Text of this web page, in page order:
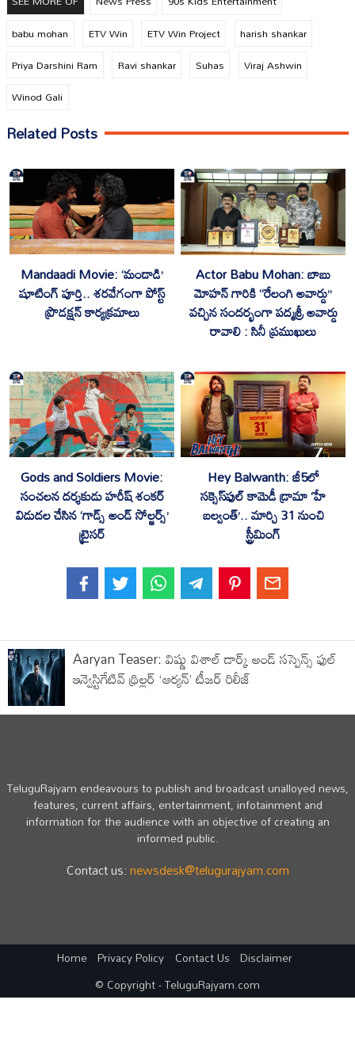
babu mohan
ETV Win ETV Win Project
harish shankar
Priya Darshini Ram
Ravi shankar Suhas
Viraj Ashwin
Winod Gali
Related Posts
Mandaadi Movie: ‘మండాడి’
షూటింగ్ పూర్తి.. శరవేగంగా పోస్ట్
ప్రొడక్షన్ కార్యక్రమాలు
Actor Babu Mohan: బాబు
మోహన్ గారికి “రేలంగి అవార్డు”
వచ్చిన సందర్భంగా పద్మశ్రీ అవార్డు
రావాలి : సినీ ప్రముఖులు
Gods and Soldiers Movie:
సంచలన దర్శకుడు హరీష్‌ శంకర్‌
విడుదల చేసిన ‘గాడ్స్ అండ్ సోల్జర్స్’
ట్రైసర్‌
Hey Balwanth: జీ5లో
స‌క్సెస్‌ఫుల్ కామెడీ డ్రామా ‘హే
బ‌ల్వంత్‌’.. మార్చి 31 నుంచి
స్ట్రీమింగ్
Aaryan Teaser: విష్ణు విశాల్ డార్క్ అండ్ సస్పెన్స్ ఫుల్
ఇన్వెస్టిగేటివ్ థ్రిల్లర్ ‘ఆర్యన్’ టీజర్ రిలీజ్
TeluguRajyam endeavours to publish and broadcast unalloyed news,
features, current affairs, entertainment, infotainment and
information for the audience with an objective of creating an
informed public.
Contact us:newsdesk@telugurajyam.com
Home Privacy Policy Contact Us Disclaimer
© Copyright - TeluguRajyam.com